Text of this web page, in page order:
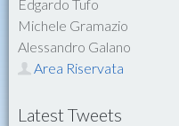
Edgardo Tufo
Michele Gramazio
Alessandro Galano
Area Riservata
Latest Tweets